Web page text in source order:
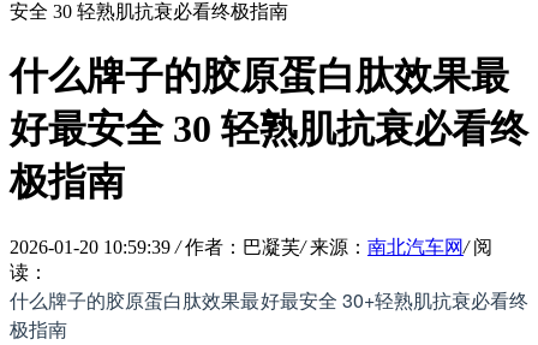
安全 30 轻熟肌抗衰必看终极指南
什么牌子的胶原蛋白肽效果最
好最安全 30 轻熟肌抗衰必看终
极指南
2026-01-20 10:59:39 / 作者：巴凝芙/ 来源： 南北汽车网/ 阅
读：
什么牌子的胶原蛋白肽效果最好最安全 30+轻熟肌抗衰必看终
极指南